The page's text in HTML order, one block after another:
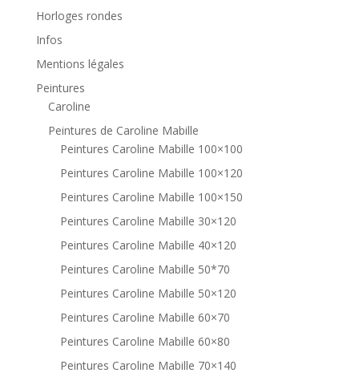
Horloges rondes
Infos
Mentions légales
Peintures
Caroline
Peintures de Caroline Mabille
Peintures Caroline Mabille 100×100
Peintures Caroline Mabille 100×120
Peintures Caroline Mabille 100×150
Peintures Caroline Mabille 30×120
Peintures Caroline Mabille 40×120
Peintures Caroline Mabille 50*70
Peintures Caroline Mabille 50×120
Peintures Caroline Mabille 60×70
Peintures Caroline Mabille 60×80
Peintures Caroline Mabille 70×140